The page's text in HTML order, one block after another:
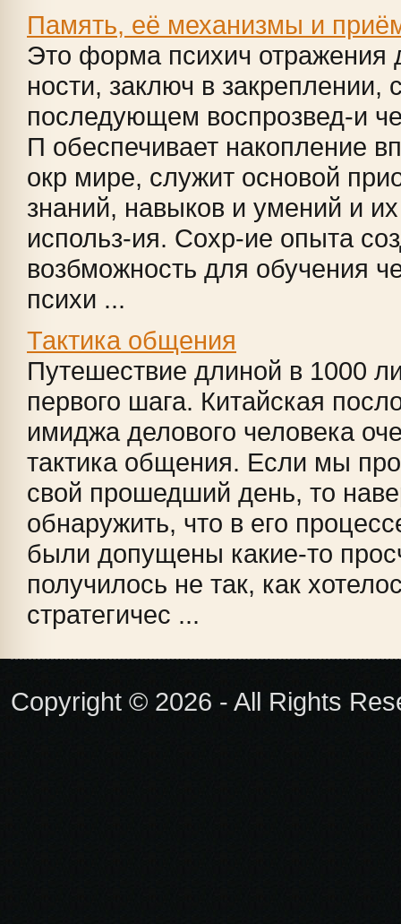
Память, её механизмы и
Это форма психич отражения
ности, за­ключ в закреплении,
последующем вос­прозвед-и
П обеспечивает накопле­ние
окр мире, служит основой
знаний, навыков и умений и
использ-ия. Сохр-ие опыта
возбможность для обучения
психи ...
Тактика общения
Путешествие длиной в 1000
первого шага. Китайская
имиджа делового человека
тактика общения. Если мы
свой прошедший день, то
обнаружить, что в его
были допущены какие-то
получилось не так, как
стратегичес ...
Copyright © 2026 - All Rights